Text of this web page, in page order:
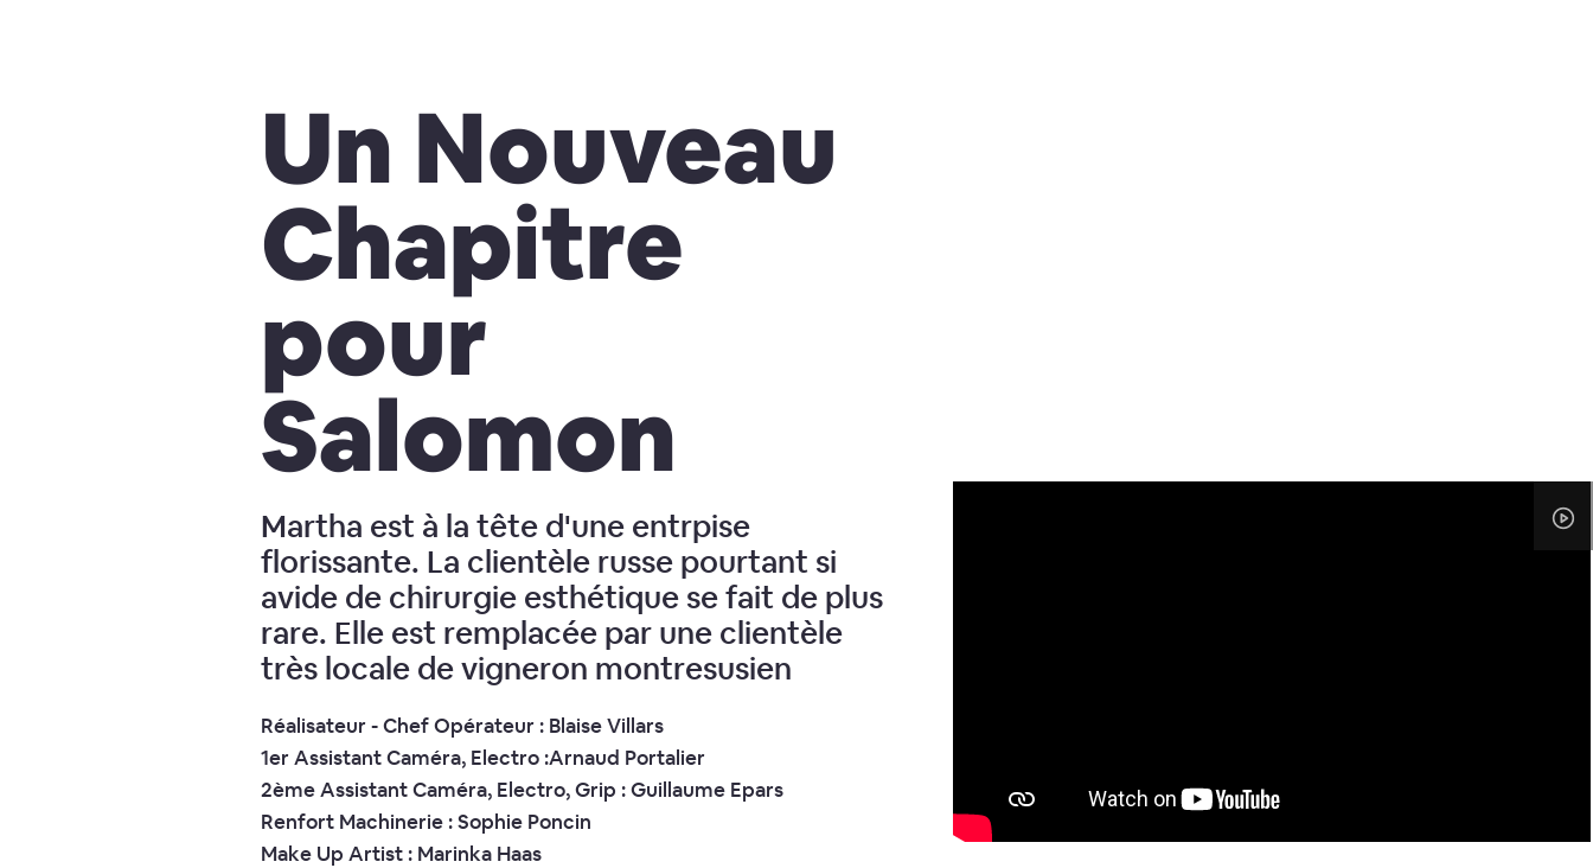
Un Nouveau
Chapitre
pour
Salomon
Martha est à la tête d'une entrpise
florissante. La clientèle russe pourtant si
avide de chirurgie esthétique se fait de plus
rare. Elle est remplacée par une clientèle
très locale de vigneron montresusien
Réalisateur - Chef Opérateur : Blaise Villars
1er Assistant Caméra, Electro :Arnaud Portalier
2ème Assistant Caméra, Electro, Grip : Guillaume Epars
Renfort Machinerie : Sophie Poncin
Make Up Artist : Marinka Haas